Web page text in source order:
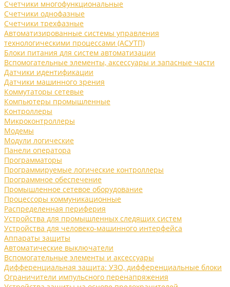
Счетчики многофункциональные
Счетчики однофазные
Счетчики трехфазные
Автоматизированные системы управления
технологическими процессами (АСУТП)
Блоки питания для систем автоматизации
Вспомогательные элементы, аксессуары и запасные части
Датчики идентификации
Датчики машинного зрения
Коммутаторы сетевые
Компьютеры промышленные
Контроллеры
Микроконтроллеры
Модемы
Модули логические
Панели оператора
Программаторы
Программируемые логические контроллеры
Программное обеспечение
Промышленное сетевое оборудование
Процессоры коммуникационные
Распределенная периферия
Устройства для промышленных следящих систем
Устройства для человеко-машинного интерфейса
Аппараты защиты
Автоматические выключатели
Вспомогательные элементы и аксессуары
Дифференциальная защита: УЗО, дифференциальные блоки
Ограничители импульсного перенапряжения